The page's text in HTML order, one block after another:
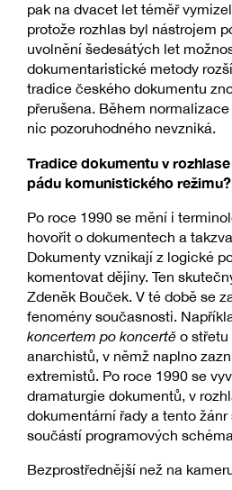
pak na dvacet let téměř
protože rozhlas byl nástrojem
uvolnění šedesátých let
dokumentaristické metody
tradice českého dokumentu
přerušena. Během
nic pozoruhodného nevzniká.
Tradice dokumentu v
pádu komunistického režimu?
Po roce 1990 se mění i
hovořit o dokumentech a
Dokumenty vznikají z logické
komentovat dějiny. Ten
Zdeněk Bouček. V té době se
fenomény současnosti.
koncertem po koncertě o střetu
anarchistů, v němž naplno
extremistů. Po roce 1990 se
dramaturgie dokumentů, v
dokumentární řady a tento
součástí programových
Bezprostřednější než na